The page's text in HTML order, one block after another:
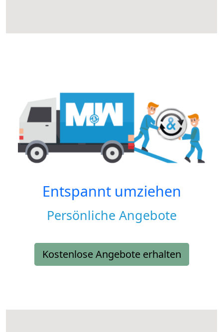
Entspannt umziehen
Persönliche Angebote
Kostenlose Angebote erhalten